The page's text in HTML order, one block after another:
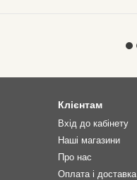
Клієнтам
Вхід до кабінету
Наші магазини
Про нас
Оплата і доставка